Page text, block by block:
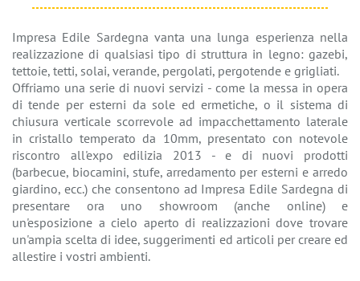
Impresa Edile Sardegna vanta una lunga esperienza nella
realizzazione di qualsiasi tipo di struttura in legno: gazebi,
tettoie, tetti, solai, verande, pergolati, pergotende e grigliati.
Offriamo una serie di nuovi servizi - come la messa in opera
di tende per esterni da sole ed ermetiche, o il sistema di
chiusura verticale scorrevole ad impacchettamento laterale
in cristallo temperato da 10mm, presentato con notevole
riscontro all'expo edilizia 2013 - e di nuovi prodotti
(barbecue, biocamini, stufe, arredamento per esterni e arredo
giardino, ecc.) che consentono ad Impresa Edile Sardegna di
presentare ora uno showroom (anche online) e
un'esposizione a cielo aperto di realizzazioni dove trovare
un'ampia scelta di idee, suggerimenti ed articoli per creare ed
allestire i vostri ambienti.